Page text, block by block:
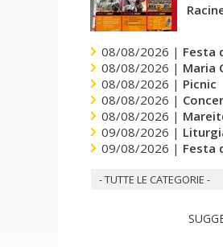
08/08/2026 | Festa
08/08/2026 | Maria
08/08/2026 | Picnic
08/08/2026 |
08/08/2026 |
09/08/2026 |
09/08/2026 | Festa
- TUTTE LE CATEGORIE -